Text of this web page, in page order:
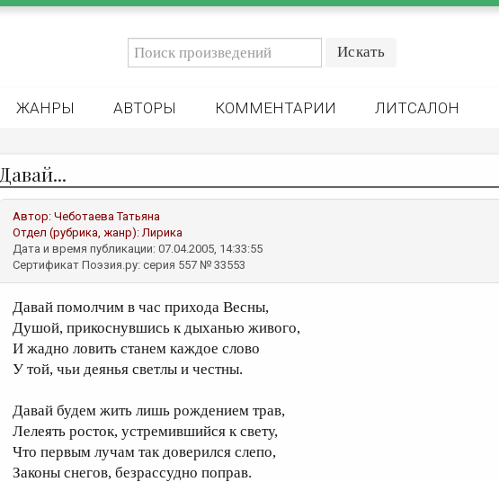
ЖАНРЫ АВТОРЫ КОММЕНТАРИИ ЛИТСАЛОН
Давай...
Автор: Чеботаева Татьяна
Отдел (рубрика, жанр):Лирика
Дата и время публикации: 07.04.2005, 14:33:55
Сертификат Поэзия.ру: серия 557 № 33553
Давай помолчим в час прихода Весны,
Душой, прикоснувшись к дыханью живого,
И жадно ловить станем каждое слово
У той, чьи деянья светлы и честны.
Давай будем жить лишь рождением трав,
Лелеять росток, устремившийся к свету,
Что первым лучам так доверился слепо,
Законы снегов, безрассудно поправ.